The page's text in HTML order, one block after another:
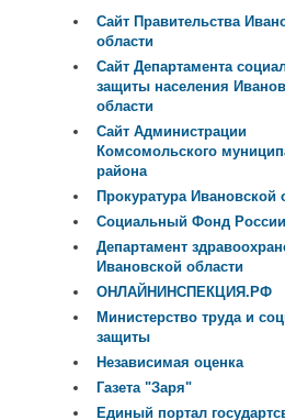
Сайт Правительства
области
Сайт Департамента
защиты населения
области
Сайт Администрации
Комсомольского
района
Прокуратура Ивановской
Социальный Фонд России
Департамент
Ивановской области
ОНЛАЙНИНСПЕКЦИЯ.РФ
Министерство труда и
защиты
Независимая оценка
Газета "Заря"
Единый портал